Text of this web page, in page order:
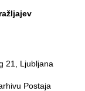
21, Ljubljana
Postaja